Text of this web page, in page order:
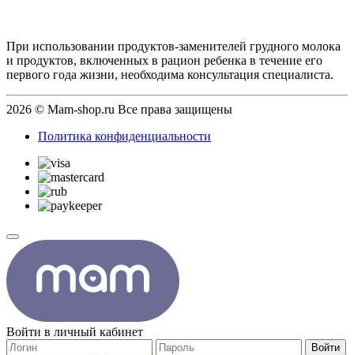
При использовании продуктов-заменителей грудного молока
и продуктов, включенных в рацион ребенка в течение его
первого года жизни, необходима консультация специалиста.
2026 © Mam-shop.ru Все права защищены
Политика конфиденциальности
Войти в личный кабинет
Войти